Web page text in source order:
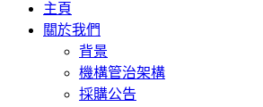
主頁
關於我們
背景
機構管治架構
採購公告